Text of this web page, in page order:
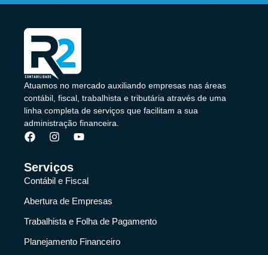
Atuamos no mercado auxiliando empresas nas áreas
contábil, fiscal, trabalhista e tributária através de uma
linha completa de serviços que facilitam a sua
administração financeira.
Serviços
Contábil e Fiscal
Abertura de Empresas
Trabalhista e Folha de Pagamento
Planejamento Financeiro